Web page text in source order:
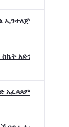
ኢንተለጀንስ ትብብር
አድንቀዋል
አፈጻጸምና የቀጣይ